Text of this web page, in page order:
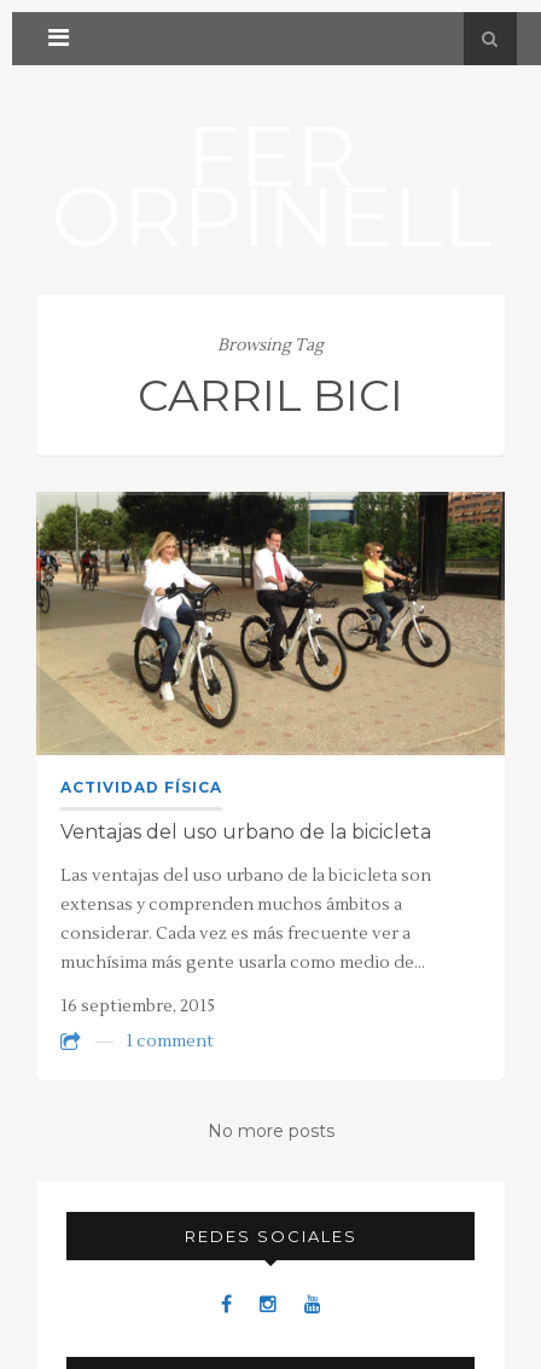
Browsing Tag
CARRIL BICI
ACTIVIDAD FÍSICA
Ventajas del uso urbano de la bicicleta
Las ventajas del uso urbano de la bicicleta son
extensas y comprenden muchos ámbitos a
considerar. Cada vez es más frecuente ver a
muchísima más gente usarla como medio de…
16 septiembre, 2015
1 comment
No more posts
REDES SOCIALES